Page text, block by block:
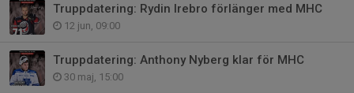
Truppdatering: Rydin Irebro förlänger med MHC
12 jun, 09:00
Truppdatering: Anthony Nyberg klar för MHC
30 maj, 15:00